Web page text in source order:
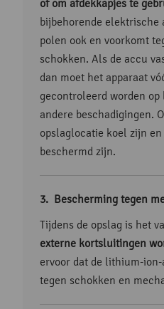
of om afdekkapjes te
bijbehorende elektrische
polen ook en voorkomt
schokken. Als de accu
dan moet het apparaat
gecontroleerd worden
andere beschadigingen.
opslaglocatie koel zijn
beschermd zijn.
Bescherming tegen
Tijdens de opslag is het
externe kortsluitingen
ervoor dat de lithium-ion-
tegen schokken en